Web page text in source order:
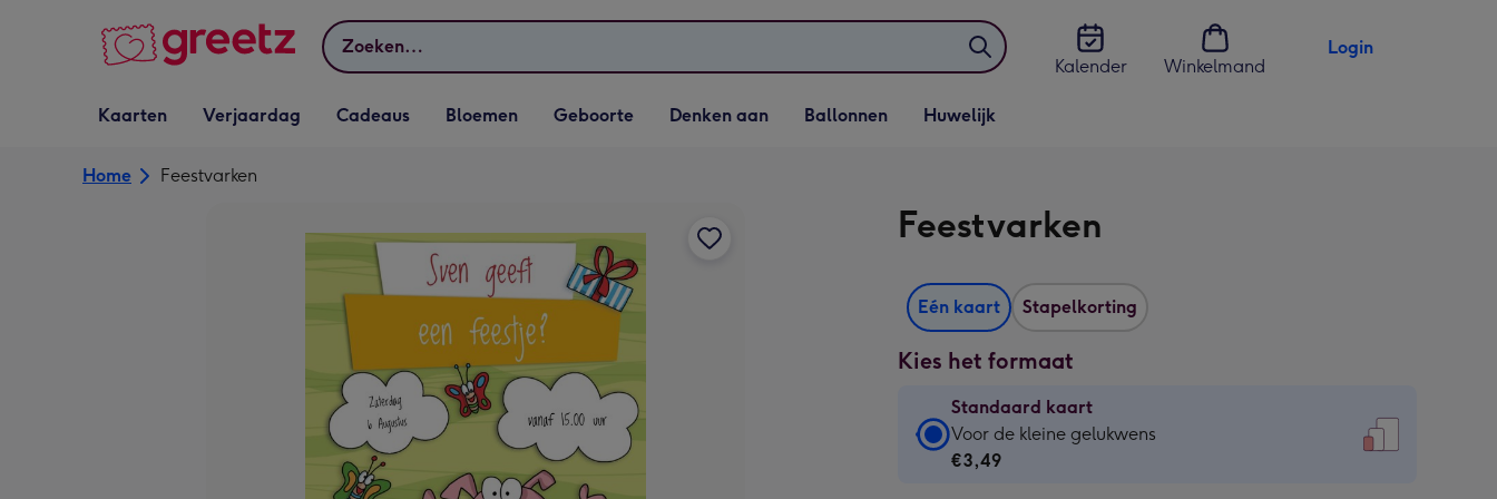
Zoeken
Kalender
Winkelmand
Login
Vervolgkeuzelijst
Kaarten openen
Kaarten
Vervolgkeuzelijst
Verjaardag openen
Verjaardag
Vervolgkeuzelijst
Cadeaus openen
Cadeaus
Vervolgkeuzelijst
Bloemen openen
Bloemen
Vervolgkeuzelijst
Geboorte openen
Geboorte
Vervolgkeuzelijst
Denken aan openen
Denken aan
Vervolgkeuzelijst
Ballonnen openen
Ballonnen
Vervolgkeuzelijst
Huwelijk openen
Huwelijk
Home Feestvarken
Feestvarken
Eén kaart Stapelkorting
Kies het formaat
Standaard kaart
Standaard
kaart
Voor de kleine gelukwens
€3,49